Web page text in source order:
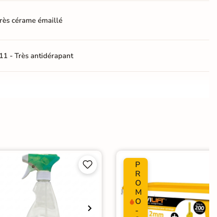
cérame émaillé
- Très antidérapant
Ancien carrelage


P
R
O
M
O
-